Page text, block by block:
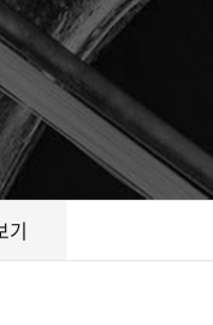
기